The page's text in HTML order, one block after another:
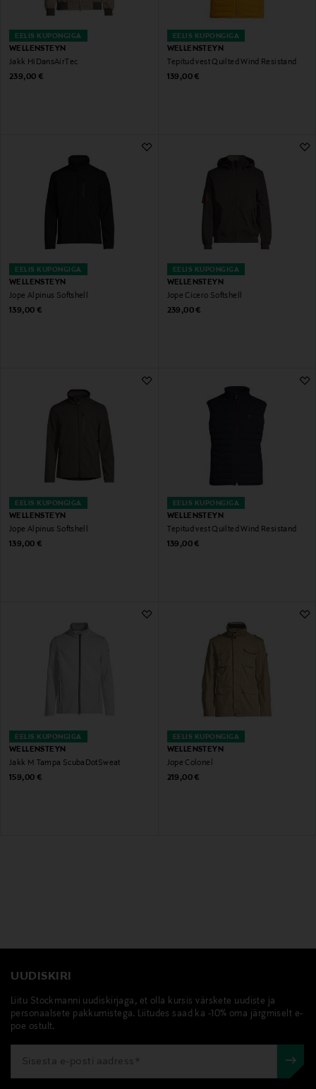
EELIS KUPONGIGA
WELLENSTEYN
Jakk HiDansAirTec
Original Price
239,00 €
EELIS KUPONGIGA
WELLENSTEYN
Tepitud vest Quilted Wind Resistand
Original Price
139,00 €
EELIS KUPONGIGA
WELLENSTEYN
Jope Alpinus Softshell
Original Price
139,00 €
EELIS KUPONGIGA
WELLENSTEYN
Jope Cicero Softshell
Original Price
239,00 €
EELIS KUPONGIGA
WELLENSTEYN
Jope Alpinus Softshell
Original Price
139,00 €
EELIS KUPONGIGA
WELLENSTEYN
Tepitud vest Quilted Wind Resistand
Original Price
139,00 €
EELIS KUPONGIGA
WELLENSTEYN
Jakk M Tampa ScubaDotSweat
Original Price
159,00 €
EELIS KUPONGIGA
WELLENSTEYN
Jope Colonel
Original Price
219,00 €
UUDISKIRI
Liitu Stockmanni uudiskirjaga, et olla kursis värskete uudiste ja
personaalsete pakkumistega. Liitudes saad ka -10% oma järgmiselt e-
poe ostult.